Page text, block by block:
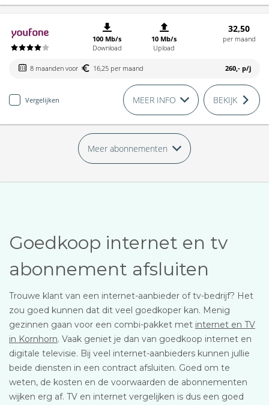
100 Mb/s
Download
10 Mb/s
Upload
32,50
per maand
8 maanden voor 16,25 per maand 260,- p/j
Vergelijken MEER INFO BEKIJK
Meer abonnementen
Goedkoop internet en tv
abonnement afsluiten
Trouwe klant van een internet-aanbieder of tv-bedrijf? Het
zou goed kunnen dat dit veel goedkoper kan. Menig
gezinnen gaan voor een combi-pakket met internet en TV
in Kornhorn. Vaak geniet je dan van goedkoop internet en
digitale televisie. Bij veel internet-aanbieders kunnen jullie
beide diensten in een contract afsluiten. Goed om te
weten, de kosten en de voorwaarden de abonnementen
wijken erg af. TV en internet vergelijken is dus een goed